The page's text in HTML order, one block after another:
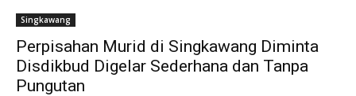
Singkawang
Perpisahan Murid di Singkawang Diminta
Disdikbud Digelar Sederhana dan Tanpa
Pungutan